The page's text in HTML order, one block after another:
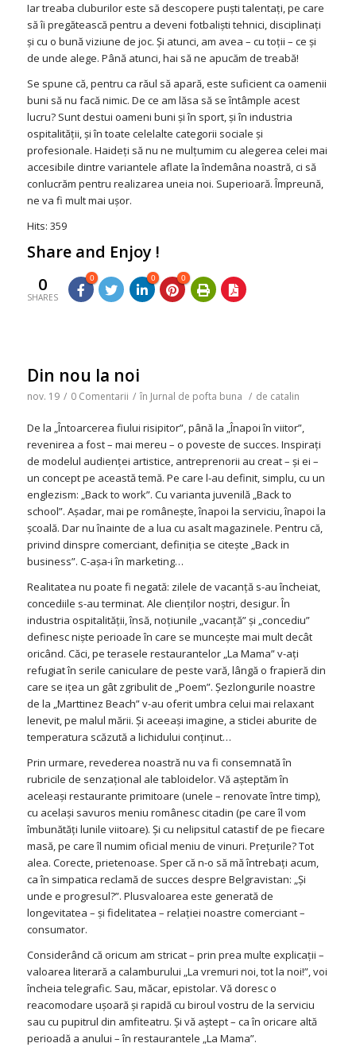
Iar treaba cluburilor este să descopere puşti talentaţi, pe care
să îi pregătească pentru a deveni fotbalişti tehnici, disciplinaţi
şi cu o bună viziune de joc. Şi atunci, am avea – cu toţii – ce şi
de unde alege. Până atunci, hai să ne apucăm de treabă!
Se spune că, pentru ca răul să apară, este suficient ca oamenii
buni să nu facă nimic. De ce am lăsa să se întâmple acest
lucru? Sunt destui oameni buni şi în sport, şi în industria
ospitalităţii, şi în toate celelalte categorii sociale şi
profesionale. Haideţi să nu ne mulţumim cu alegerea celei mai
accesibile dintre variantele aflate la îndemâna noastră, ci să
conlucrăm pentru realizarea uneia noi. Superioară. Împreună,
ne va fi mult mai uşor.
Hits: 359
Share and Enjoy !
0
SHARES
0 0 0
Din nou la noi
nov. 19 / 0 Comentarii / în Jurnal de pofta buna / de catalin
De la „Întoarcerea fiului risipitor”, până la „Înapoi în viitor”,
revenirea a fost – mai mereu – o poveste de succes. Inspiraţi
de modelul audienţei artistice, antreprenorii au creat – şi ei –
un concept pe această temă. Pe care l-au definit, simplu, cu un
englezism: „Back to work”. Cu varianta juvenilă „Back to
school”. Aşadar, mai pe româneşte, înapoi la serviciu, înapoi la
şcoală. Dar nu înainte de a lua cu asalt magazinele. Pentru că,
privind dinspre comerciant, definiţia se citeşte „Back in
business”. C-aşa-i în marketing…
Realitatea nu poate fi negată: zilele de vacanţă s-au încheiat,
concediile s-au terminat. Ale clienţilor noştri, desigur. În
industria ospitalităţii, însă, noţiunile „vacanţă” şi „concediu”
definesc nişte perioade în care se munceşte mai mult decât
oricând. Căci, pe terasele restaurantelor „La Mama” v-aţi
refugiat în serile caniculare de peste vară, lângă o frapieră din
care se iţea un gât zgribulit de „Poem”. Şezlongurile noastre
de la „Marttinez Beach” v-au oferit umbra celui mai relaxant
lenevit, pe malul mării. Şi aceeaşi imagine, a sticlei aburite de
temperatura scăzută a lichidului conţinut…
Prin urmare, revederea noastră nu va fi consemnată în
rubricile de senzaţional ale tabloidelor. Vă aşteptăm în
aceleaşi restaurante primitoare (unele – renovate între timp),
cu acelaşi savuros meniu românesc citadin (pe care îl vom
îmbunătăţi lunile viitoare). Şi cu nelipsitul catastif de pe fiecare
masă, pe care îl numim oficial meniu de vinuri. Preţurile? Tot
alea. Corecte, prietenoase. Sper că n-o să mă întrebaţi acum,
ca în simpatica reclamă de succes despre Belgravistan: „Şi
unde e progresul?”. Plusvaloarea este generată de
longevitatea – și fidelitatea – relației noastre comerciant –
consumator.
Considerând că oricum am stricat – prin prea multe explicații –
valoarea literară a calamburului „La vremuri noi, tot la noi!”, voi
încheia telegrafic. Sau, măcar, epistolar. Vă doresc o
reacomodare ușoară și rapidă cu biroul vostru de la serviciu
sau cu pupitrul din amfiteatru. Și vă aștept – ca în oricare altă
perioadă a anului – în restaurantele „La Mama”.